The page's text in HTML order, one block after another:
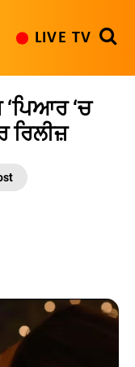
LIVE TV
‘ਚ
ਰਿਲੀਜ਼